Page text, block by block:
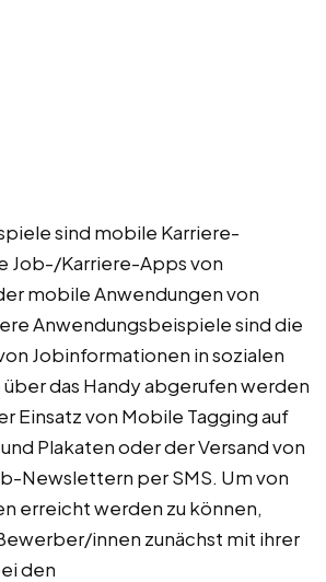
sind mobile Karriere-
Job-/Karriere-Apps von
mobile Anwendungen von
Anwendungsbeispiele sind die
Jobinformationen in sozialen
das Handy abgerufen werden
Einsatz von Mobile Tagging auf
Plakaten oder der Versand von
Newslettern per SMS. Um von
erreicht werden zu können,
innen zunächst mit ihrer
den